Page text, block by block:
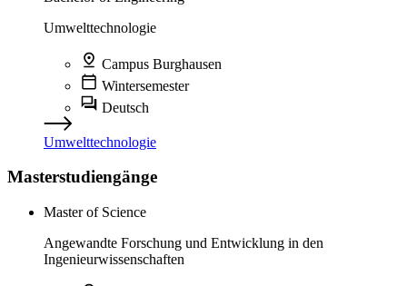
Umwelttechnologie
Campus Burghausen
Wintersemester
Deutsch
Umwelttechnologie
Masterstudiengänge
Master of Science
Angewandte Forschung und Entwicklung in den
Ingenieurwissenschaften